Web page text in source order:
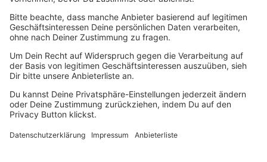
Hinweisgebersystem finden Siehier.
Mehr Inspiration gefällig?